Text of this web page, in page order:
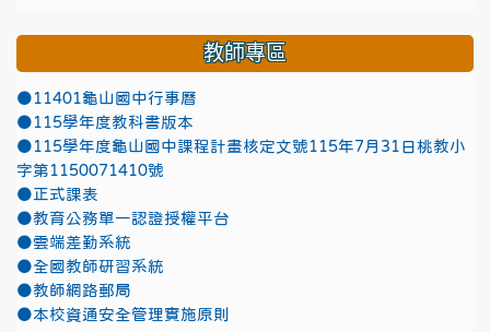
教師專區
●11401龜山國中行事曆
●115學年度教科書版本
●115學年度龜山國中課程計畫核定文號115年7月31日桃教小
字第1150071410號
●正式課表
●教育公務單一認證授權平台
●雲端差勤系統
●全國教師研習系統
●教師網路郵局
●本校資通安全管理實施原則